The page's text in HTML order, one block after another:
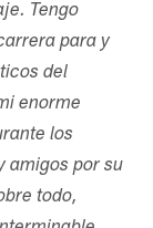
Tengo
para y
del
enorme
los
amigos por su
todo,